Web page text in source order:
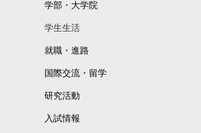
学部・大学院
学生生活
就職・進路
国際交流・留学
研究活動
入試情報